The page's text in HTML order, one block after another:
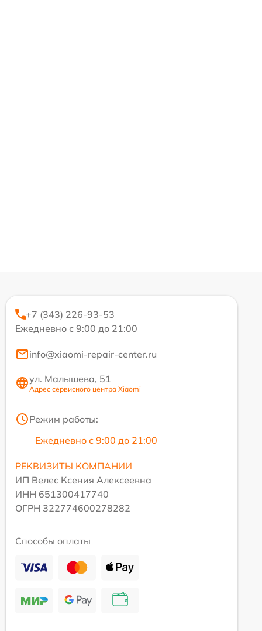
+7 (343) 226-93-53
Ежедневно с 9:00 до 21:00
info@xiaomi-repair-center.ru
ул. Малышева, 51
Адрес сервисного центра Xiaomi
Режим работы:
Ежедневно с 9:00 до 21:00
РЕКВИЗИТЫ КОМПАНИИ
ИП Велес Ксения Алексеевна
ИНН 651300417740
ОГРН 322774600278282
Способы оплаты